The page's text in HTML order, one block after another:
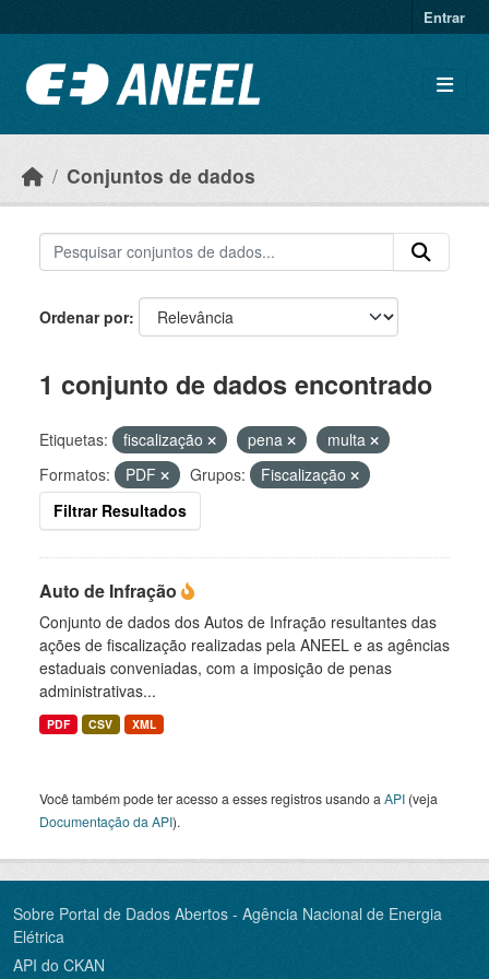
Entrar
Conjuntos de dados
Ordenar por
1 conjunto de dados encontrado
Etiquetas: fiscalização pena
multa
Formatos:
PDF Grupos:
Fiscalização
Filtrar Resultados
Auto de Infração
Conjunto de dados dos Autos de Infração resultantes das
ações de fiscalização realizadas pela ANEEL e as agências
estaduais conveniadas, com a imposição de penas
administrativas...
PDF CSV XML
Você também pode ter acesso a esses registros usando a API (veja
Documentação da API).
Sobre Portal de Dados Abertos - Agência Nacional de Energia
Elétrica
API do CKAN